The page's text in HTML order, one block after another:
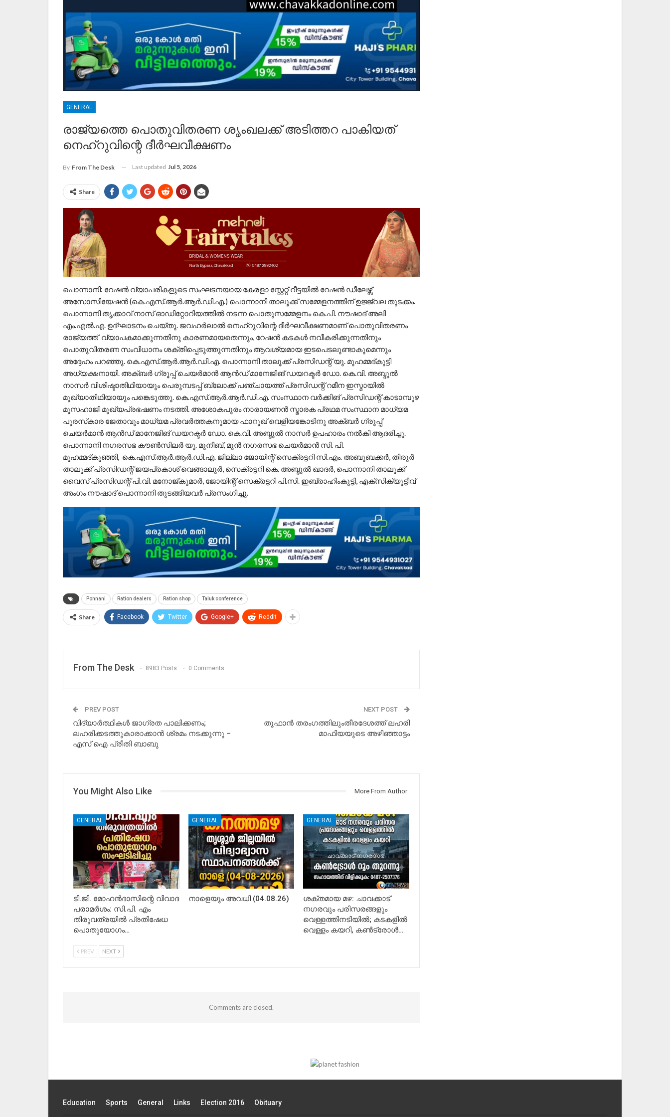
GENERAL
രാജ്യത്തെ പൊതുവിതരണ ശൃംഖലക്ക് അടിത്തറ പാകിയത്
നെഹ്റുവിന്റെ ദീർഘവീക്ഷണം
By From The Desk Last updated Jul 5, 2026
Share
പൊന്നാനി: റേഷൻ വ്യാപരികളുടെ സംഘടനയായ കേരളാ സ്റ്റേറ്റ് റീട്ടയിൽ റേഷൻ ഡീലേഴ്സ്
അസോസിയേഷൻ (കെ.എസ്.ആർ.ആർ.ഡി.എ.) പൊന്നാനി താലൂക്ക് സമ്മേളനത്തിന് ഉജ്ജ്വല തുടക്കം.
പൊന്നാനി തൃക്കാവ് നാസ് ഓഡിറ്റോറിയത്തിൽ നടന്ന പൊതുസമ്മേളനം കെ.പി. നൗഷാദ് അലി
എം.എൽ.എ. ഉദ്ഘാടനം ചെയ്തു. ജവഹർലാൽ നെഹ്റുവിന്റെ ദീർഘവീക്ഷണമാണ് പൊതുവിതരണം
രാജ്യത്ത് വ്യാപകമാക്കുന്നതിനു കാരണമായതെന്നും, റേഷൻ കടകൾ നവീകരിക്കുന്നതിനും
പൊതുവിതരണ സംവിധാനം ശക്തിപ്പെടുത്തുന്നതിനും ആവശ്യമായ ഇടപെടലുണ്ടാകുമെന്നും
അദ്ദേഹം പറഞ്ഞു. കെ.എസ്.ആർ.ആർ.ഡി.എ. പൊന്നാനി താലൂക്ക് പ്രസിഡന്റ് യു. മുഹമ്മദ്‌കുട്ടി
അധ്യക്ഷനായി. അക്ബർ ഗ്രൂപ്പ്‌ ചെയർമാൻ ആൻഡ് മാനേജിങ് ഡയറക്ടർ ഡോ. കെ.വി. അബ്ദുൽ
നാസർ വിശിഷ്ടാതിഥിയായും പെരുമ്പടപ്പ് ബ്ലോക്ക്‌ പഞ്ചായത്ത്‌ പ്രസിഡന്റ് റമീന ഇസ്മായിൽ
മുഖ്യാതിഥിയായും പങ്കെടുത്തു. കെ.എസ്.ആർ.ആർ.ഡി.എ. സംസ്ഥാന വർക്കിങ് പ്രസിഡന്റ് കാടാമ്പുഴ
മൂസഹാജി മുഖ്യപ്രഭഷണം നടത്തി. അശോകപുരം നാരായണൻ സ്മാരക പ്രഥമ സംസ്ഥാന മാധ്യമ
പുരസ്‌കാര ജേതാവും മാധ്യമ പ്രവർത്തകനുമായ ഫാറൂഖ് വെളിയങ്കോടിനു അക്ബർ ഗ്രൂപ്പ്‌
ചെയർമാൻ ആൻഡ് മാനേജിങ് ഡയറക്ടർ ഡോ. കെ.വി. അബ്ദുൽ നാസർ ഉപഹാരം നൽകി ആദരിച്ചു.
പൊന്നാനി നഗരസഭ കൗൺസിലർ യു. മുനീബ്, മുൻ നഗരസഭ ചെയർമാൻ സി. പി.
മുഹമ്മദ്കുഞ്ഞി, കെ.എസ്.ആർ.ആർ.ഡി.എ. ജില്ലാ ജോയിന്റ് സെക്രട്ടറി സി.എം. അബൂബക്കർ, തിരൂർ
താലൂക്ക് പ്രസിഡന്റ് ജയപ്രകാശ് വെങ്ങാലൂർ, സെക്രട്ടറി കെ. അബ്ദുൽ ഖാദർ, പൊന്നാനി താലൂക്ക്
വൈസ് പ്രസിഡന്റ് പി.വി. മനോജ്‌കുമാർ, ജോയിന്റ് സെക്രട്ടറി പി.സി. ഇബ്രാഹിംകുട്ടി, എക്‌സിക്യൂട്ടീവ്
അംഗം നൗഷാദ് പൊന്നാനി തുടങ്ങിയവർ പ്രസംഗിച്ചു.
Ponnani Ration dealers Ration shop Taluk conference
Share Facebook Twitter Google+ ReddIt
From The Desk 8983 Posts 0 Comments
PREV POST
വിദ്യാർത്ഥികൾ ജാഗ്രത പാലിക്കണം;
ലഹരിക്കടത്തുകാരാക്കാൻ ശ്രമം നടക്കുന്നു –
എസ് ഐ പ്രീതി ബാബു
NEXT POST
തൂഫാൻ തരംഗത്തിലുംതീരദേശത്ത് ലഹരി
മാഫിയയുടെ അഴിഞ്ഞാട്ടം
You Might Also Like More From Author
GENERAL
ടി.ജി. മോഹൻദാസിന്റെ വിവാദ
പരാമർശം: സി.പി. എം
തിരുവത്രയിൽ പ്രതിഷേധ
പൊതുയോഗം…
GENERAL
നാളെയും അവധി (04.08.26)
GENERAL
ശക്തമായ മഴ: ചാവക്കാട്
നഗരവും പരിസരങ്ങളും
വെള്ളത്തിനടിയിൽ; കടകളിൽ
വെള്ളം കയറി, കൺട്രോൾ…
PREV NEXT
Comments are closed.
Education Sports General Links Election 2016 Obituary